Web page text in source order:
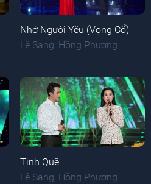
Nhớ Người Yêu (Vọng Cổ)
Lê Sang Hồng Phượng
Tình Quê
Lê Sang, Hồng Phượng